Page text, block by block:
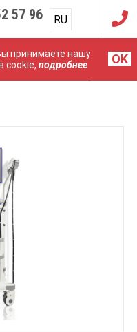
принимаете нашу
cookie, подробнее OK
57 96 RU
UA